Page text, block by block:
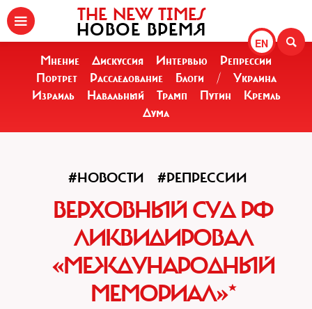
EN
THE NEW TIMES
НОВОЕ ВРЕМЯ
Мнение Дискуссия Интервью
Репрессии
Портрет
Расследование Блоги /
Украина
Израиль
Навальный Трамп Путин
Кремль
Дума
#НОВОСТИ #РЕПРЕССИИ
ВЕРХОВНЫЙ СУД РФ
ЛИКВИДИРОВАЛ
«МЕЖДУНАРОДНЫЙ
МЕМОРИАЛ»*